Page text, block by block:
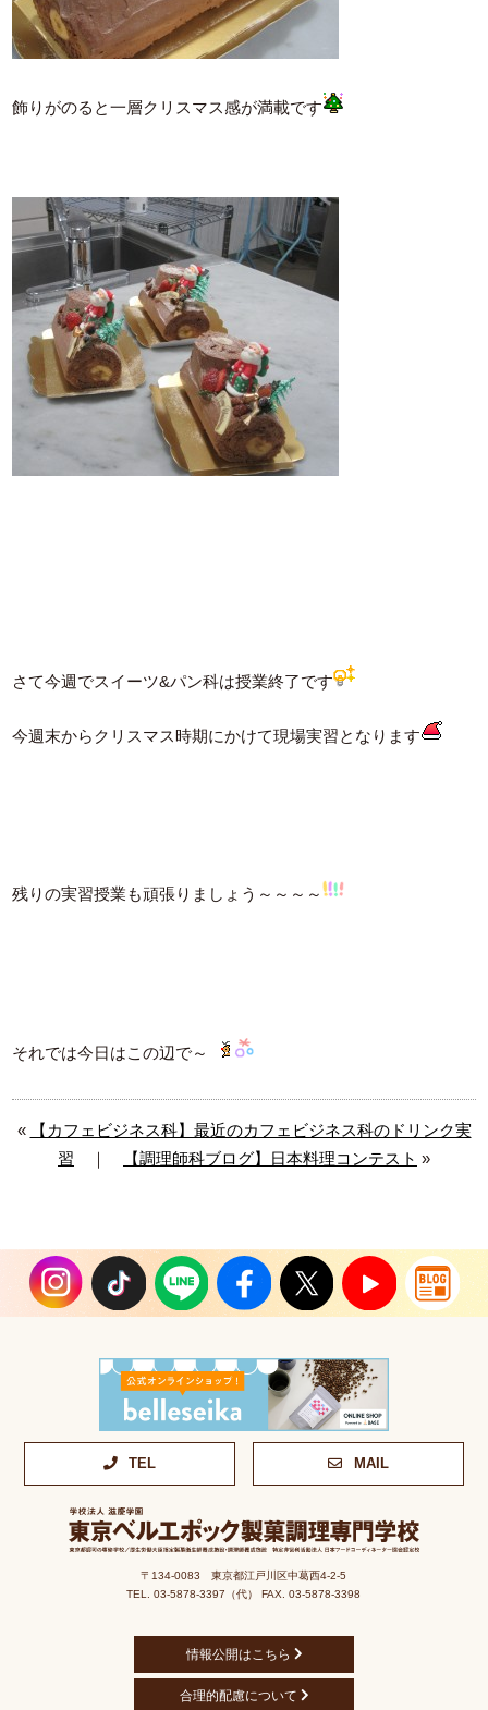
飾りがのると一層クリスマス感が満載です
さて今週でスイーツ&パン科は授業終了です
今週末からクリスマス時期にかけて現場実習となります
残りの実習授業も頑張りましょう～～～～
それでは今日はこの辺で～
«
【カフェビジネス科】最近のカフェビジネス科のドリンク実
習
【調理師科ブログ】日本料理コンテスト »
TEL MAIL
〒134-0083 東京都江戸川区中葛西4-2-5
TEL. 03-5878-3397（代） FAX. 03-5878-3398
情報公開はこちら
合理的配慮について